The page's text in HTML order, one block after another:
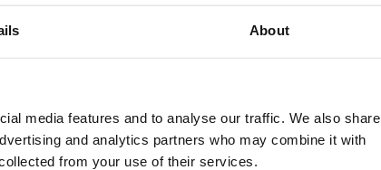
About
media features and to analyse our traffic. We also share
and analytics partners who may combine it with
from your use of their services.